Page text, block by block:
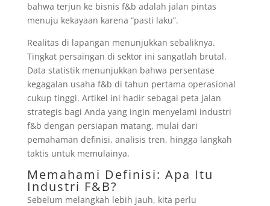
bahwa terjun ke bisnis f&b adalah jalan pintas
menuju kekayaan karena “pasti laku”.
Realitas di lapangan menunjukkan sebaliknya.
Tingkat persaingan di sektor ini sangatlah brutal.
Data statistik menunjukkan bahwa persentase
kegagalan usaha f&b di tahun pertama operasional
cukup tinggi. Artikel ini hadir sebagai peta jalan
strategis bagi Anda yang ingin menyelami industri
f&b dengan persiapan matang, mulai dari
pemahaman definisi, analisis tren, hingga langkah
taktis untuk memulainya.
Memahami Definisi: Apa Itu
Industri F&B?
Sebelum melangkah lebih jauh, kita perlu